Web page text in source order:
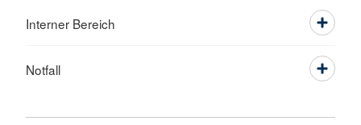
Interner Bereich
Notfall